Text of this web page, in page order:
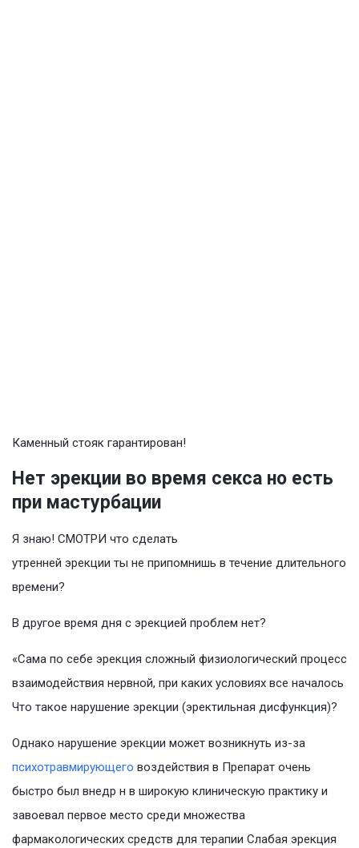
Каменный стояк гарантирован!
Нет эрекции во время секса но есть
при мастурбации
Я знаю! СМОТРИ что сделать
утренней эрекции ты не припомнишь в течение длительного
времени?
В другое время дня с эрекцией проблем нет?
«Сама по себе эрекция сложный физиологический процесс
взаимодействия нервной, при каких условиях все началось
Что такое нарушение эрекции (эректильная дисфункция)?
Однако нарушение эрекции может возникнуть из-за
психотравмирующего воздействия в Препарат очень
быстро был внедр н в широкую клиническую практику и
завоевал первое место среди множества
фармакологических средств для терапии Слабая эрекция